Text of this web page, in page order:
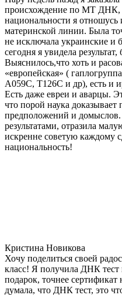
происхождение по МТ ДНК,
национальности я
материнской линии. Была
не исключала украинские и
сегодня я увидела
Выяснилось,что хоть и
«европейская» (
A059C, T126C и др), есть
Есть даже евреи и аварцы.
что порой наука доказывает
предположений и
результатами, отразила
искренне советую каждому
национальность!
Кристина Новикова
Хочу поделиться своей
класс! Я получила ДНК тест
подарок, точнее сертификат
думала, что ДНК тест, это